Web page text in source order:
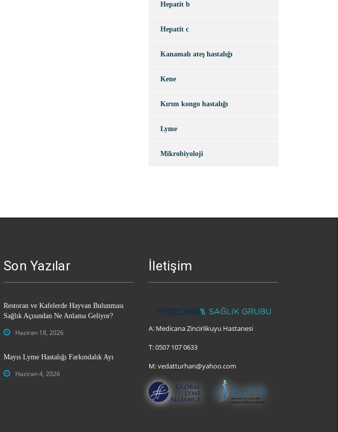
Hepatit b
Hepatit c
Kanamalı ateş hastalığı
Kene
Kırım kongo hastalığı
Lyme
Mikrobiyoloji
Son Yazılar
Restoran ve Kafelerde Hayvan Bulunması
Sağlık Açısından Ne Anlama Geliyor?
Haziran 18, 2026
Mayıs Lyme Hastalığı Farkındalık Ayı
Haziran 4, 2026
İletişim
A: Medicana Zincirlikuyu Hastanesi
T:0507 107 0633
M:vedatturhan@yahoo.com